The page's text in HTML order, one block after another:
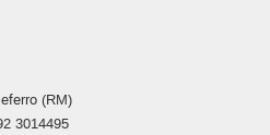
(RM)
3014495